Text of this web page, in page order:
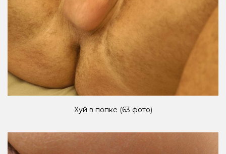
Хуй в попке (63 фото)